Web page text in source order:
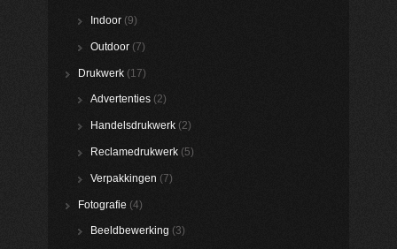
Indoor (9)
Outdoor (7)
Drukwerk (17)
Advertenties (2)
Handelsdrukwerk (2)
Reclamedrukwerk (5)
Verpakkingen (7)
Fotografie (4)
Beeldbewerking (3)